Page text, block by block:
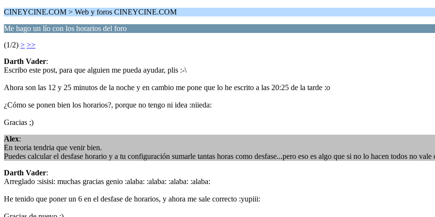
CINEYCINE.COM > Web y foros CINEYCINE.COM
Me hago un lío con los horarios del foro
(1/2) > >>
Darth Vader:
Escribo este post, para que alguien me pueda ayudar, plis :-\
Ahora son las 12 y 25 minutos de la noche y en cambio me pone que lo he escrito a las 20:25 de la tarde :o
¿Cómo se ponen bien los horarios?, porque no tengo ni idea :niieda:
Gracias ;)
Alex:
En teoria tendria que venir bien.
Puedes calcular el desfase horario y a tu configuración sumarle tantas horas como desfase...pero eso es algo que si no lo hacen todos no vale
Darth Vader:
Arreglado :sisisi: muchas gracias genio :alaba: :alaba: :alaba: :alaba:
He tenido que poner un 6 en el desfase de horarios, y ahora me sale correcto :yupiii: